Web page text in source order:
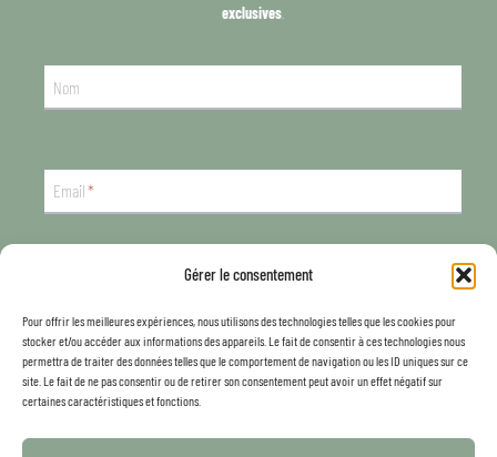
Gérer le consentement
Pour offrir les meilleures expériences, nous utilisons des technologies telles que les cookies pour
stocker et/ou accéder aux informations des appareils. Le fait de consentir à ces technologies nous
permettra de traiter des données telles que le comportement de navigation ou les ID uniques sur ce
site. Le fait de ne pas consentir ou de retirer son consentement peut avoir un effet négatif sur
certaines caractéristiques et fonctions.
exclusives.
Nom
Email*
Retours pochons
Mercerie, Kits DIY & Aide
Politique de confidentialité
Conditions générales de ventes
Mentions légales